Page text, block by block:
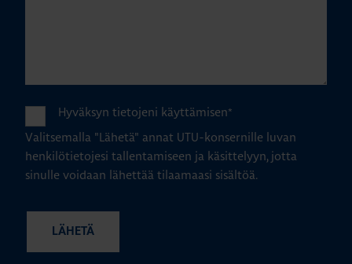
Hyväksyn tietojeni käyttämisen*
Valitsemalla "Lähetä" annat UTU-konsernille luvan
henkilötietojesi tallentamiseen ja käsittelyyn, jotta
sinulle voidaan lähettää tilaamaasi sisältöä.